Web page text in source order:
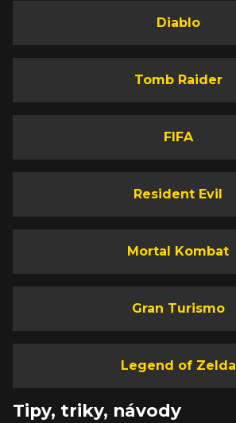
Diablo
Tomb Raider
FIFA
Resident Evil
Mortal Kombat
Gran Turismo
Legend of Zelda
Tipy, triky, návody